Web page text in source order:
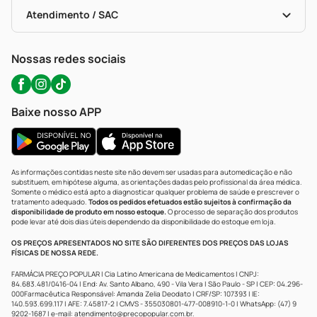
Políticas De Marketplace
Portal Da Privacidade
Atendimento / SAC
WhatsApp (47) 9202-1687
Nossas redes sociais
Baixe nosso APP
As informações contidas neste site não devem ser usadas para automedicação e não
substituem, em hipótese alguma, as orientações dadas pelo profissional da área médica.
Somente o médico está apto a diagnosticar qualquer problema de saúde e prescrever o
tratamento adequado. Todos os pedidos efetuados estão sujeitos à confirmação da
disponibilidade de produto em nosso estoque.O processo de separação dos produtos
pode levar até dois dias úteis dependendo da disponibilidade do estoque em loja.
OS PREÇOS APRESENTADOS NO SITE SÃO DIFERENTES DOS PREÇOS DAS LOJAS
FÍSICAS DE NOSSA REDE.
FARMÁCIA PREÇO POPULAR | Cia Latino Americana de Medicamentos | CNPJ:
84.683.481/0416-04 | End: Av. Santo Albano, 490 - Vila Vera | São Paulo - SP | CEP: 04.296-
000Farmacêutica Responsável: Amanda Zelia Deodato | CRF/SP: 107393 | IE:
140.593.699.117 | AFE: 7.45817-2 | CMVS - 355030801-477-008910-1-0 | WhatsApp: (47) 9
9202-1687 | e-mail: atendimento@precopopular.com.br.